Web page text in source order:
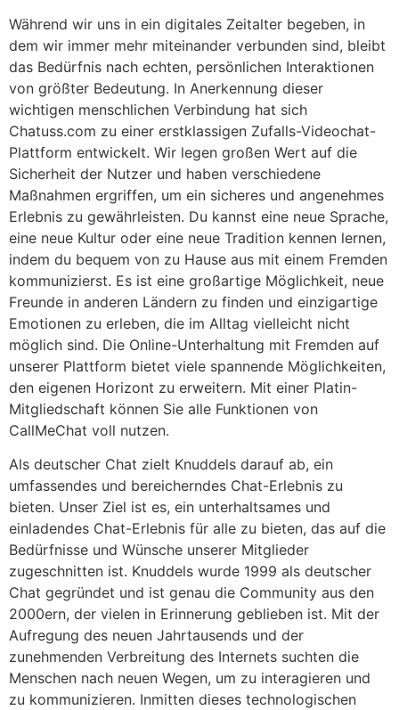
Während wir uns in ein digitales Zeitalter begeben, in
dem wir immer mehr miteinander verbunden sind, bleibt
das Bedürfnis nach echten, persönlichen Interaktionen
von größter Bedeutung. In Anerkennung dieser
wichtigen menschlichen Verbindung hat sich
Chatuss.com zu einer erstklassigen Zufalls-Videochat-
Plattform entwickelt. Wir legen großen Wert auf die
Sicherheit der Nutzer und haben verschiedene
Maßnahmen ergriffen, um ein sicheres und angenehmes
Erlebnis zu gewährleisten. Du kannst eine neue Sprache,
eine neue Kultur oder eine neue Tradition kennen lernen,
indem du bequem von zu Hause aus mit einem Fremden
kommunizierst. Es ist eine großartige Möglichkeit, neue
Freunde in anderen Ländern zu finden und einzigartige
Emotionen zu erleben, die im Alltag vielleicht nicht
möglich sind. Die Online-Unterhaltung mit Fremden auf
unserer Plattform bietet viele spannende Möglichkeiten,
den eigenen Horizont zu erweitern. Mit einer Platin-
Mitgliedschaft können Sie alle Funktionen von
CallMeChat voll nutzen.
Als deutscher Chat zielt Knuddels darauf ab, ein
umfassendes und bereicherndes Chat-Erlebnis zu
bieten. Unser Ziel ist es, ein unterhaltsames und
einladendes Chat-Erlebnis für alle zu bieten, das auf die
Bedürfnisse und Wünsche unserer Mitglieder
zugeschnitten ist. Knuddels wurde 1999 als deutscher
Chat gegründet und ist genau die Community aus den
2000ern, der vielen in Erinnerung geblieben ist. Mit der
Aufregung des neuen Jahrtausends und der
zunehmenden Verbreitung des Internets suchten die
Menschen nach neuen Wegen, um zu interagieren und
zu kommunizieren. Inmitten dieses technologischen